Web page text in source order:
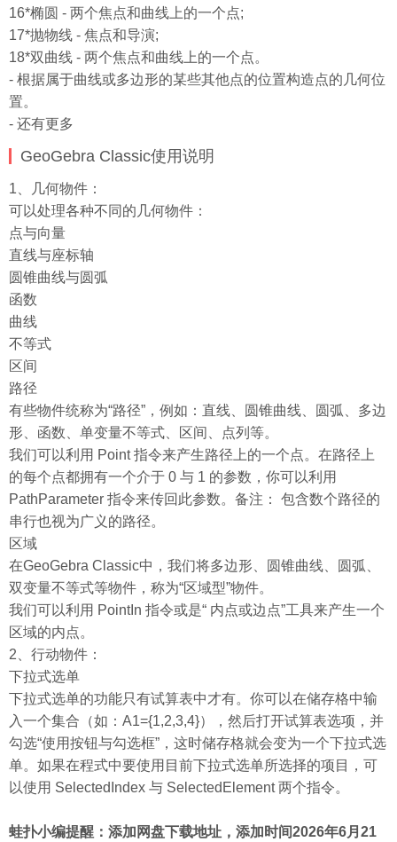
16*椭圆 - 两个焦点和曲线上的一个点;
17*抛物线 - 焦点和导演;
18*双曲线 - 两个焦点和曲线上的一个点。
- 根据属于曲线或多边形的某些其他点的位置构造点的几何位
置。
- 还有更多
GeoGebra Classic使用说明
1、几何物件：
可以处理各种不同的几何物件：
点与向量
直线与座标轴
圆锥曲线与圆弧
函数
曲线
不等式
区间
路径
有些物件统称为“路径”，例如：直线、圆锥曲线、圆弧、多边
形、函数、单变量不等式、区间、点列等。
我们可以利用 Point 指令来产生路径上的一个点。在路径上
的每个点都拥有一个介于 0 与 1 的参数，你可以利用
PathParameter 指令来传回此参数。备注： 包含数个路径的
串行也视为广义的路径。
区域
在GeoGebra Classic中，我们将多边形、圆锥曲线、圆弧、
双变量不等式等物件，称为“区域型”物件。
我们可以利用 PointIn 指令或是“ 内点或边点”工具来产生一个
区域的内点。
2、行动物件：
下拉式选单
下拉式选单的功能只有试算表中才有。你可以在储存格中输
入一个集合（如：A1={1,2,3,4}），然后打开试算表选项，并
勾选“使用按钮与勾选框”，这时储存格就会变为一个下拉式选
单。如果在程式中要使用目前下拉式选单所选择的项目，可
以使用 SelectedIndex 与 SelectedElement 两个指令。
蛙扑小编提醒：添加网盘下载地址，添加时间2026年6月21